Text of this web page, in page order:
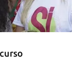
a los
contra las